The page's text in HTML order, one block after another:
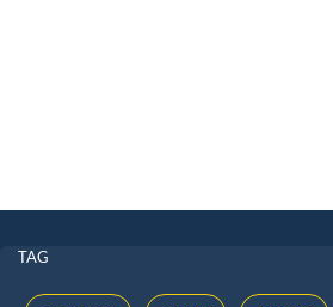
TAG